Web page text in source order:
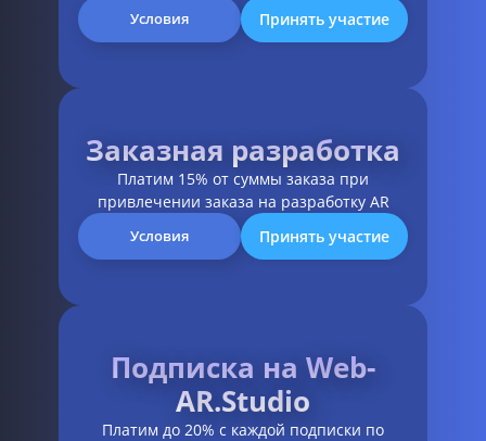
Условия Принять участие
Заказная разработка
Платим 15% от суммы заказа при
привлечении заказа на разработку AR
Условия Принять участие
Подписка на Web-
AR.Studio
Платим до 20% с каждой подписки по